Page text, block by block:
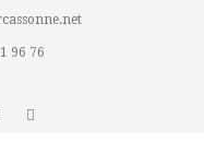
96 76